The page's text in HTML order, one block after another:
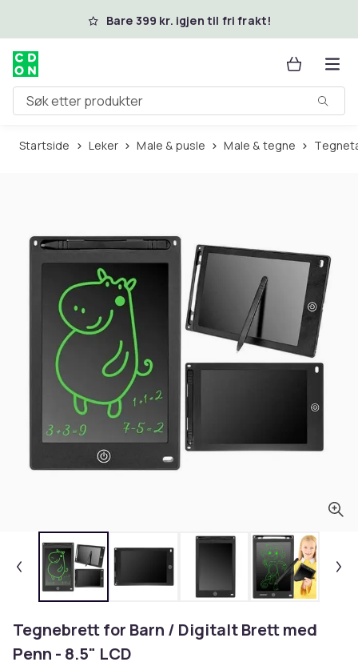
Hopp til hovedinnholdBare 399 kr. igjen til fri frakt!
Søk etter produkter
Startside Leker Male & pusle Male & tegne
Tegnebrett for Barn / Digitalt Brett med
Penn - 8.5" LCD